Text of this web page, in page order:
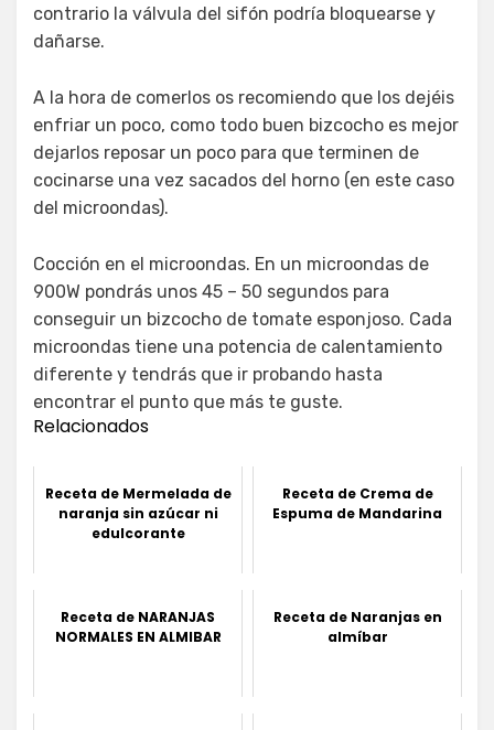
contrario la válvula del sifón podría bloquearse y
dañarse.
A la hora de comerlos os recomiendo que los dejéis
enfriar un poco, como todo buen bizcocho es mejor
dejarlos reposar un poco para que terminen de
cocinarse una vez sacados del horno (en este caso
del microondas).
Cocción en el microondas. En un microondas de
900W pondrás unos 45 – 50 segundos para
conseguir un bizcocho de tomate esponjoso. Cada
microondas tiene una potencia de calentamiento
diferente y tendrás que ir probando hasta
encontrar el punto que más te guste.
Relacionados
Receta de Mermelada de
naranja sin azúcar ni
edulcorante
Receta de Crema de
Espuma de Mandarina
Receta de NARANJAS
NORMALES EN ALMIBAR
Receta de Naranjas en
almíbar